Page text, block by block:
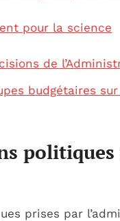
pour la science
de
budgétaires
prises par